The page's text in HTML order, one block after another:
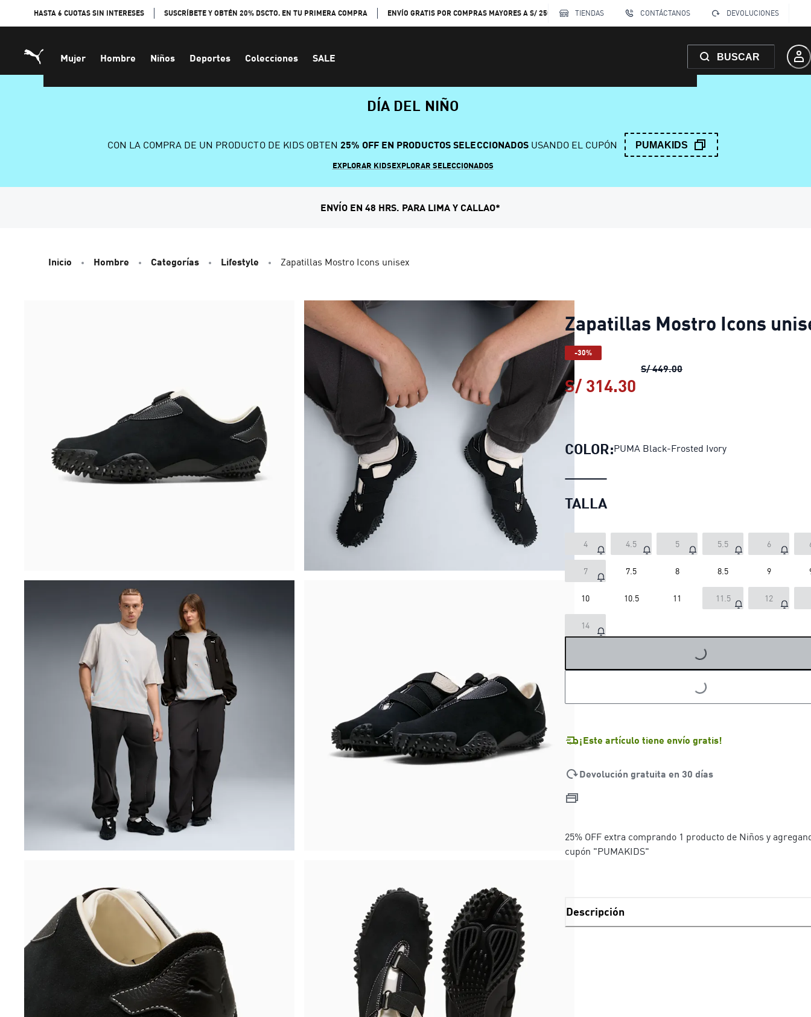
HASTA 6 CUOTAS SIN INTERESES SUSCRÍBETE Y OBTÉN 20% DSCTO. EN TU PRIMERA COMPRA ENVÍO GRATIS POR COMPRAS MAYORES A S/ 250 TIENDAS CONTÁCTANOS DEVOLUCIONES
Mujer Hombre Niños Deportes Colecciones SALE BUSCAR
DÍA DEL NIÑO
CON LA COMPRA DE UN PRODUCTO DE KIDS OBTEN 25% OFF EN PRODUCTOS SELECCIONADOSUSANDO EL CUPÓN PUMAKIDS
EXPLORAR KIDSEXPLORAR SELECCIONADOS
ENVÍO EN 48 HRS. PARA LIMA Y CALLAO*
Inicio Hombre Categorías Lifestyle Zapatillas Mostro Icons unisex
Zapatillas Mostro Icons
-30%
S/ 449.00Zapatillas Mostro Icons
S/ 314.30
COLOR:PUMA Black-Frosted Ivory
TALLA
4 4.5 5 5.5 6
7 7.5 8 8.5 9
10 10.5 11 11.5 12
14
LOADING...
LOADING...
¡Este artículo tiene envío gratis!
Devolución gratuita en 30 días
25% OFF extra comprando 1 producto de Niños y
cupón "PUMAKIDS"
Descripción